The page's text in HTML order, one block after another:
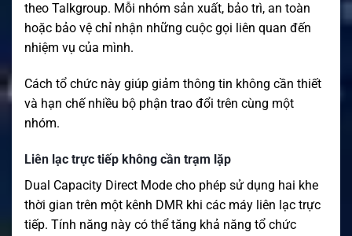
theo Talkgroup. Mỗi nhóm sản xuất, bảo trì, an toàn
hoặc bảo vệ chỉ nhận những cuộc gọi liên quan đến
nhiệm vụ của mình.
Cách tổ chức này giúp giảm thông tin không cần thiết
và hạn chế nhiều bộ phận trao đổi trên cùng một
nhóm.
Liên lạc trực tiếp không cần trạm lặp
Dual Capacity Direct Mode cho phép sử dụng hai khe
thời gian trên một kênh DMR khi các máy liên lạc trực
tiếp. Tính năng này có thể tăng khả năng tổ chức